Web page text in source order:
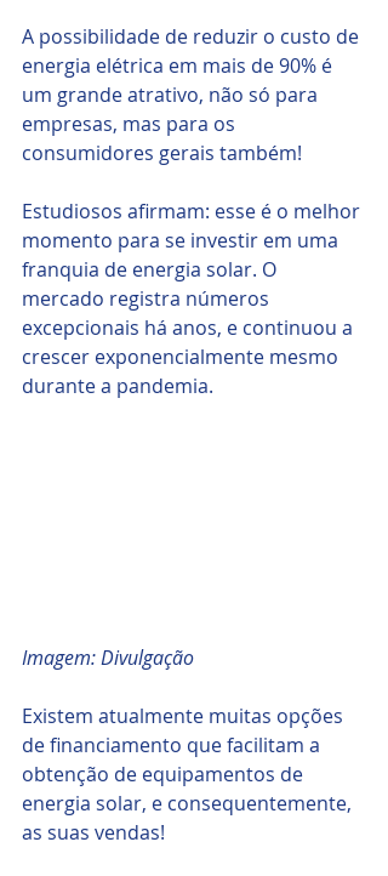
A possibilidade de reduzir o custo de
energia elétrica em mais de 90% é
um grande atrativo, não só para
empresas, mas para os
consumidores gerais também!
Estudiosos afirmam: esse é o melhor
momento para se investir em uma
franquia de energia solar. O
mercado registra números
excepcionais há anos, e continuou a
crescer exponencialmente mesmo
durante a pandemia.
Imagem: Divulgação
Existem atualmente muitas opções
de financiamento que facilitam a
obtenção de equipamentos de
energia solar, e consequentemente,
as suas vendas!